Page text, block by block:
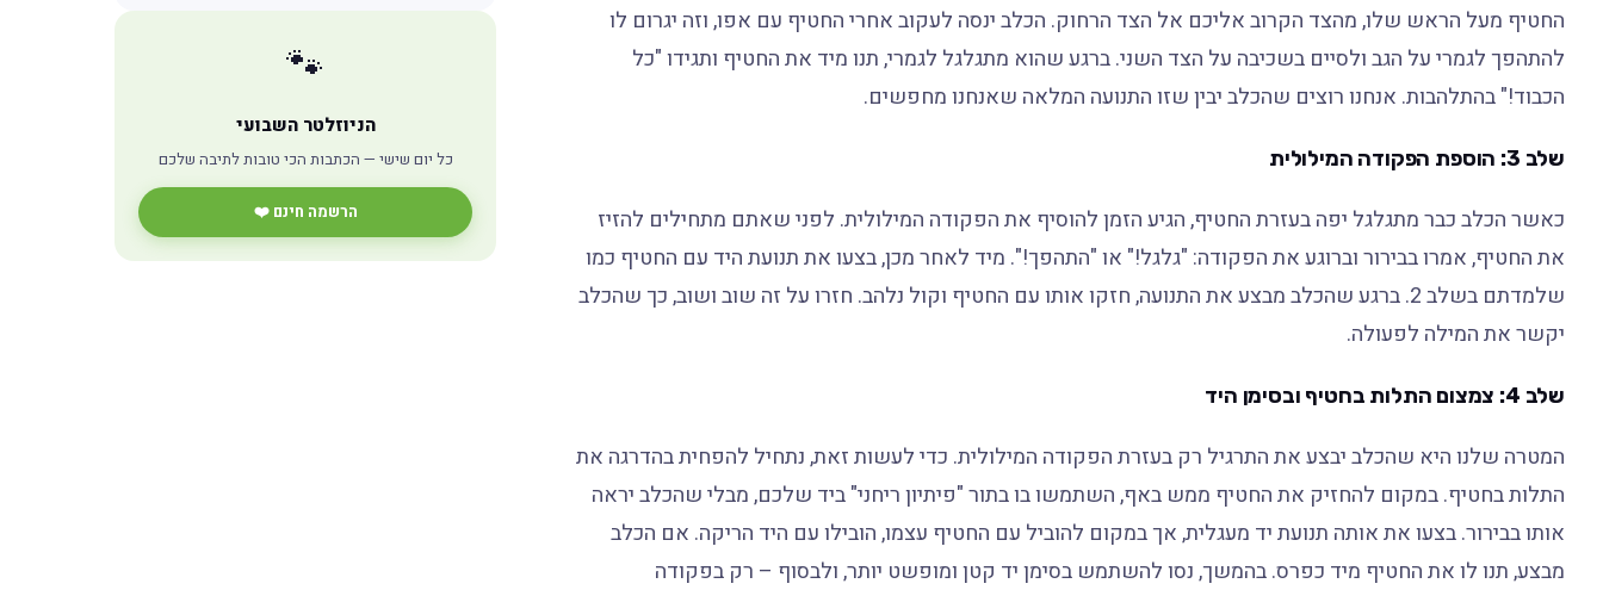
החטיף מעל הראש שלו, מהצד הקרוב אליכם אל הצד הרחוק. הכלב ינסה לעקוב אחרי החטיף עם אפו, וזה יגרום לו
להתהפך לגמרי על הגב ולסיים בשכיבה על הצד השני. ברגע שהוא מתגלגל לגמרי, תנו מיד את החטיף ותגידו "כל
הכבוד!" בהתלהבות. אנחנו רוצים שהכלב יבין שזו התנועה המלאה שאנחנו מחפשים.
שלב 3: הוספת הפקודה המילולית
כאשר הכלב כבר מתגלגל יפה בעזרת החטיף, הגיע הזמן להוסיף את הפקודה המילולית. לפני שאתם מתחילים להזיז
את החטיף, אמרו בבירור וברוגע את הפקודה: "גלגל!" או "התהפך!". מיד לאחר מכן, בצעו את תנועת היד עם החטיף כמו
שלמדתם בשלב 2. ברגע שהכלב מבצע את התנועה, חזקו אותו עם החטיף וקול נלהב. חזרו על זה שוב ושוב, כך שהכלב
יקשר את המילה לפעולה.
שלב 4: צמצום התלות בחטיף ובסימן היד
המטרה שלנו היא שהכלב יבצע את התרגיל רק בעזרת הפקודה המילולית. כדי לעשות זאת, נתחיל להפחית בהדרגה את
התלות בחטיף. במקום להחזיק את החטיף ממש באף, השתמשו בו בתור "פיתיון ריחני" ביד שלכם, מבלי שהכלב יראה
אותו בבירור. בצעו את אותה תנועת יד מעגלית, אך במקום להוביל עם החטיף עצמו, הובילו עם היד הריקה. אם הכלב
מבצע, תנו לו את החטיף מיד כפרס. בהמשך, נסו להשתמש בסימן יד קטן ומופשט יותר, ולבסוף – רק בפקודה
🐾
הניוזלטר השבועי
כל יום שישי — הכתבות הכי טובות לתיבה שלכם
הרשמה חינם ❤️